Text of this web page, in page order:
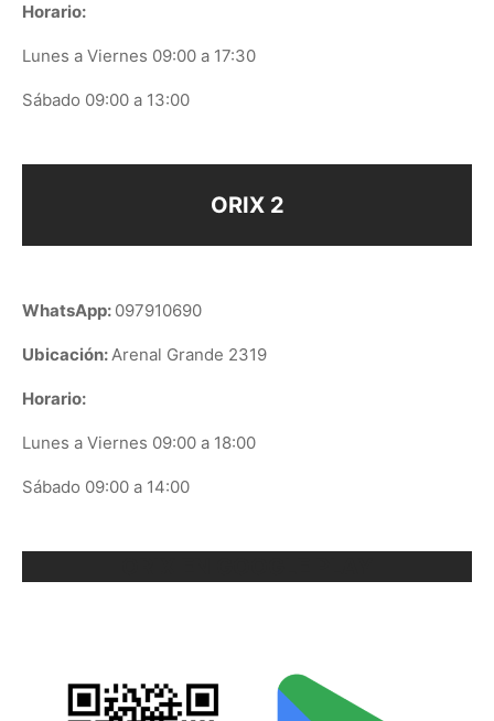
Horario:
Lunes a Viernes 09:00 a 17:30
Sábado 09:00 a 13:00
ORIX 2
WhatsApp: 097910690
Ubicación:Arenal Grande 2319
Horario:
Lunes a Viernes 09:00 a 18:00
Sábado 09:00 a 14:00